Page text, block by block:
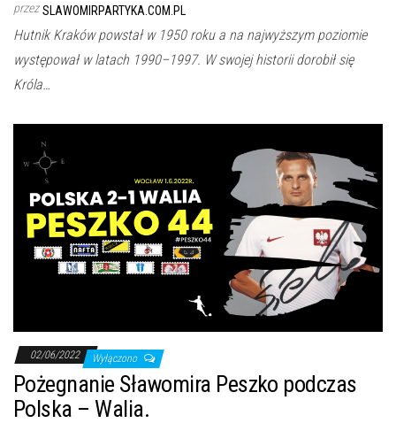
przez SLAWOMIRPARTYKA.COM.PL
Hutnik Kraków powstał w 1950 roku a na najwyższym poziomie
występował w latach 1990–1997. W swojej historii dorobił się
Króla…
02/06/2022 Wyłączono
Pożegnanie Sławomira Peszko podczas
Polska – Walia.